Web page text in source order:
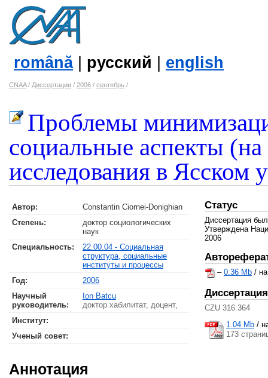
română| русский english
CNAA/ Диссертации / 2006 / сентябрь /
Проблемы
социальные аспекты (на
исследования в Ясском
Автор:
Constantin Ciornei-Donighian
Степень:
доктор социологических
наук
Специальность:
22.00.04 - Социальная
структура, социальные
институты и процессы
Год:
2006
Научный
руководитель:
Ion Batcu
доктор хабилитат, доцент,
Институт:
Ученый совет:
Статус
Диссертация
Утверждена
2006
– 0.36 Mb /
Диссертация
CZU 316.364
1.04 Mb /
173
Аннотация